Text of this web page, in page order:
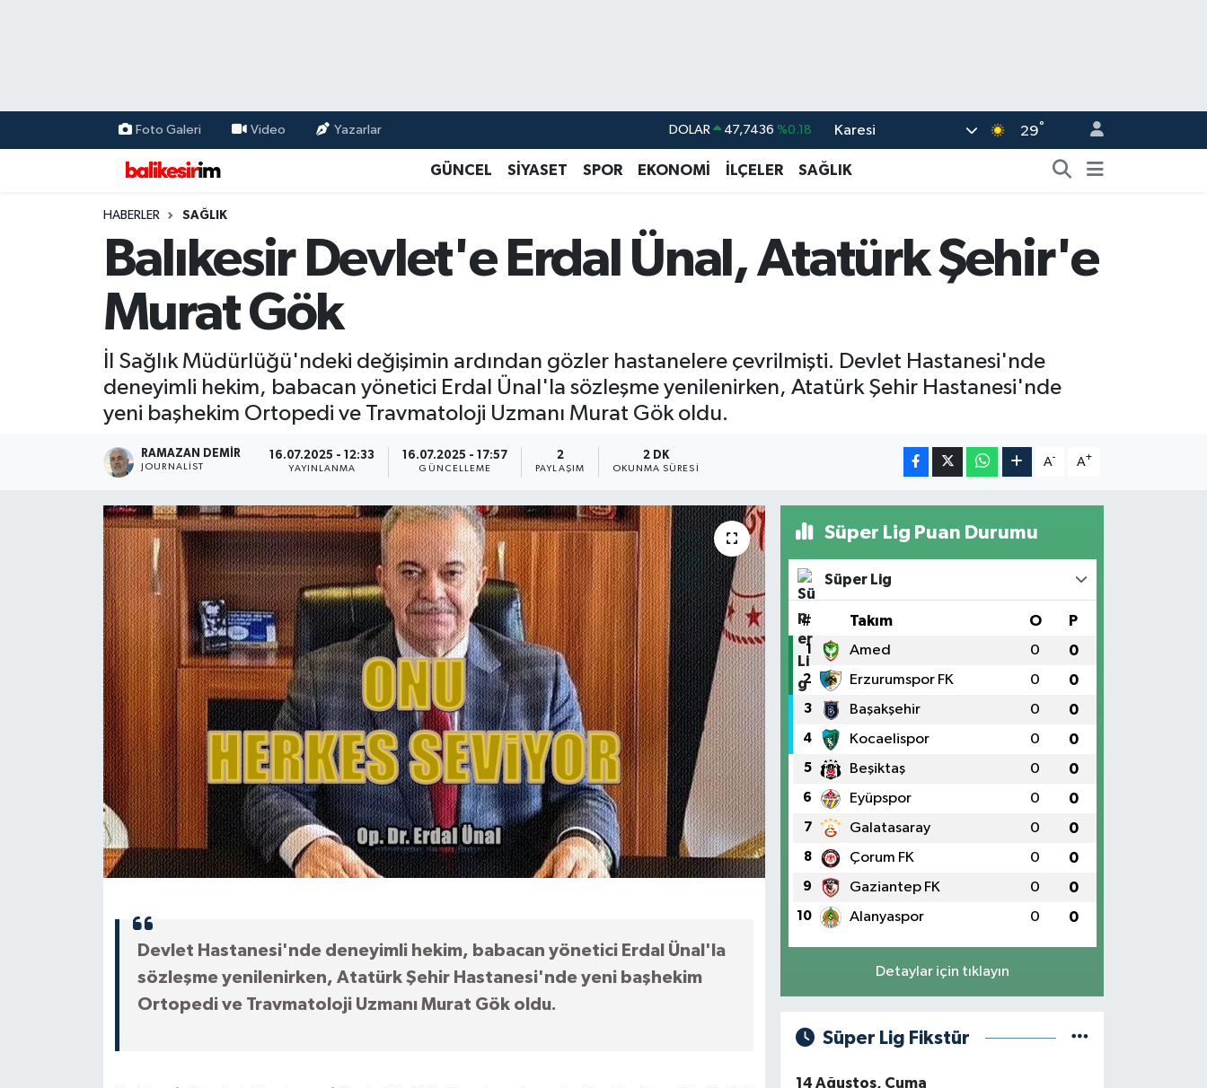
Foto Galeri Video Yazarlar DOLAR 47,7436 %0.18
EURO 55,2510 %0.32
GRAM ALTIN
BİST100 13.779 %-14
Karesi 29°
GÜNCEL SİYASET SPOR EKONOMİ İLÇELER SAĞLIK
HABERLER SAĞLIK
Balıkesir Devlet'e Erdal Ünal, Atatürk Şehir'e
Murat Gök
İl Sağlık Müdürlüğü'ndeki değişimin ardından gözler hastanelere çevrilmişti. Devlet Hastanesi'nde
deneyimli hekim, babacan yönetici Erdal Ünal'la sözleşme yenilenirken, Atatürk Şehir Hastanesi'nde
yeni başhekim Ortopedi ve Travmatoloji Uzmanı Murat Gök oldu.
RAMAZAN DEMİR
JOURNALIST
16.07.2025 - 12:33
YAYINLANMA
16.07.2025 - 17:57
GÜNCELLEME
2
PAYLAŞIM
2 DK
OKUNMA SÜRESI
A- A+
Devlet Hastanesi'nde deneyimli hekim, babacan yönetici Erdal Ünal'la
sözleşme yenilenirken, Atatürk Şehir Hastanesi'nde yeni başhekim
Ortopedi ve Travmatoloji Uzmanı Murat Gök oldu.
Süper Lig Puan Durumu
Süper Lig
# Takım O P
1 Amed 0 0
2 Erzurumspor FK 0 0
3 Başakşehir 0 0
4 Kocaelispor 0 0
5 Beşiktaş 0 0
6 Eyüpspor 0 0
7 Galatasaray 0 0
8 Çorum FK 0 0
9 Gaziantep FK 0 0
10 Alanyaspor 0 0
Detaylar için tıklayın
Süper Lig Fikstür
14 Ağustos, Cuma